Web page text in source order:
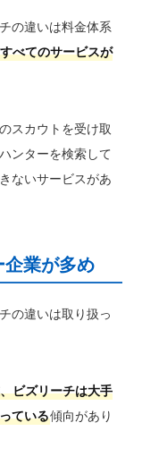
の違いは料金体系
べてのサービスが
スカウトを受け取
ンターを検索して
ないサービスがあ
企業が多め
の違いは取り扱っ
ビズリーチは大手
ている傾向があり